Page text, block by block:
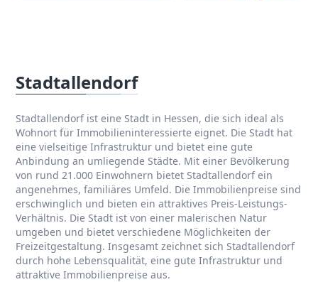
Stadtallendorf
Stadtallendorf ist eine Stadt in Hessen, die sich ideal als
Wohnort für Immobilieninteressierte eignet. Die Stadt hat
eine vielseitige Infrastruktur und bietet eine gute
Anbindung an umliegende Städte. Mit einer Bevölkerung
von rund 21.000 Einwohnern bietet Stadtallendorf ein
angenehmes, familiäres Umfeld. Die Immobilienpreise sind
erschwinglich und bieten ein attraktives Preis-Leistungs-
Verhältnis. Die Stadt ist von einer malerischen Natur
umgeben und bietet verschiedene Möglichkeiten der
Freizeitgestaltung. Insgesamt zeichnet sich Stadtallendorf
durch hohe Lebensqualität, eine gute Infrastruktur und
attraktive Immobilienpreise aus.